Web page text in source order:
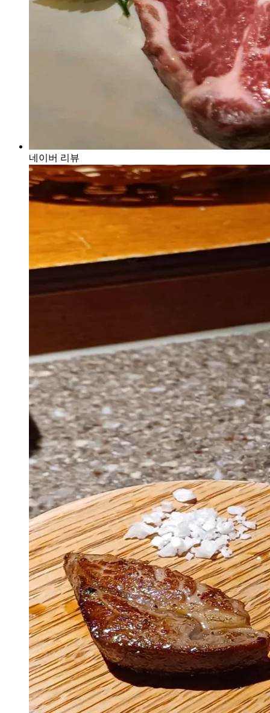
네이버 리뷰